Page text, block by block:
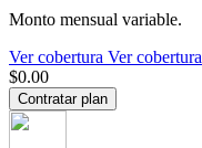
Monto mensual variable.
Ver cobertura Ver cobertura
$0.00
Contratar plan